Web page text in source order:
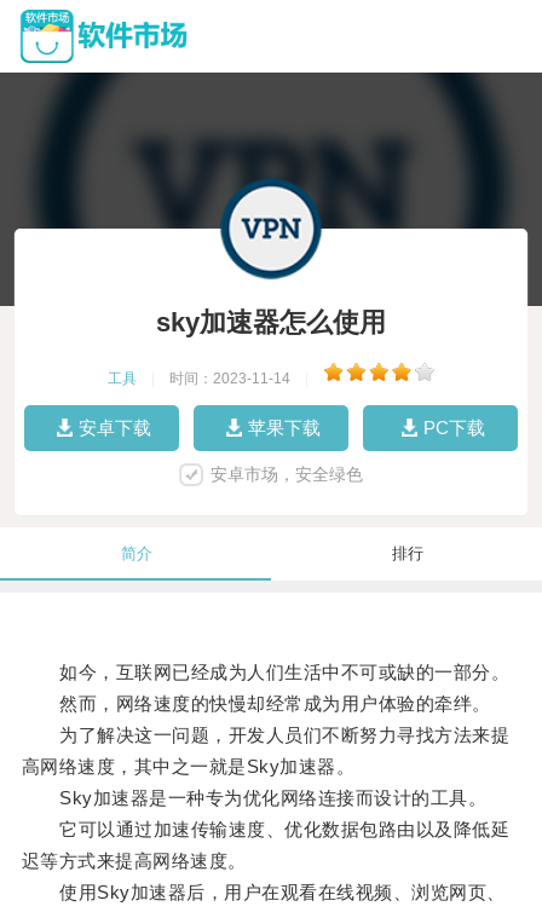
sky加速器怎么使用
工具 时间：2023-11-14
安卓下载 苹果下载 PC下载
安卓市场，安全绿色
简介 排行
如今，互联网已经成为人们生活中不可或缺的一部分。
然而，网络速度的快慢却经常成为用户体验的牵绊。
为了解决这一问题，开发人员们不断努力寻找方法来提
高网络速度，其中之一就是Sky加速器。
Sky加速器是一种专为优化网络连接而设计的工具。
它可以通过加速传输速度、优化数据包路由以及降低延
迟等方式来提高网络速度。
使用Sky加速器后，用户在观看在线视频、浏览网页、